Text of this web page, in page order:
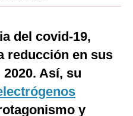
del covid-19,
reducción en sus
2020. Así, su
y